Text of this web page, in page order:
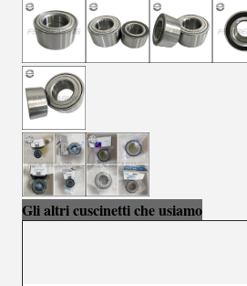
Gli altri cuscinetti che usiamo